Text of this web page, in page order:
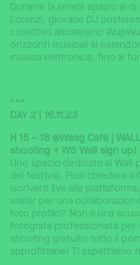
Durante la serata spazio al
Lorenzi, giovane DJ
collettivo altoatesino
orizzonti musicali si
musica elettronica, fino al
***
DAY 2 | 16.11.23
H 15 – 18 @Waag Cafè |
shooting + WS Wall sign up!
Uno spazio dedicato al Wall
del festival. Puoi chiedere
iscriverti live alla
waller per una
foto profilo? Non è una
fotografa professionista per
shooting gratuito tutto il
approfittane! Ti aspettiamo